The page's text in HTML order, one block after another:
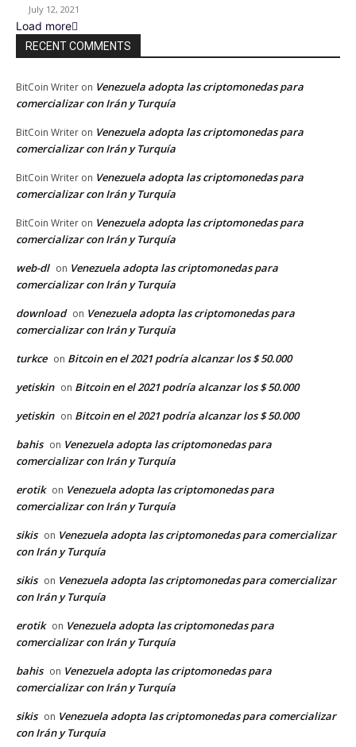
July 12, 2021
Load more
RECENT COMMENTS
BitCoin Writer on Venezuela adopta las criptomonedas para
comercializar con Irán y Turquía
BitCoin Writer on Venezuela adopta las criptomonedas para
comercializar con Irán y Turquía
BitCoin Writer on Venezuela adopta las criptomonedas para
comercializar con Irán y Turquía
BitCoin Writer on Venezuela adopta las criptomonedas para
comercializar con Irán y Turquía
web-dl on Venezuela adopta las criptomonedas para
comercializar con Irán y Turquía
download on Venezuela adopta las criptomonedas para
comercializar con Irán y Turquía
turkce on Bitcoin en el 2021 podría alcanzar los $ 50.000
yetiskin on Bitcoin en el 2021 podría alcanzar los $ 50.000
yetiskin on Bitcoin en el 2021 podría alcanzar los $ 50.000
bahis on Venezuela adopta las criptomonedas para
comercializar con Irán y Turquía
erotik on Venezuela adopta las criptomonedas para
comercializar con Irán y Turquía
sikis on Venezuela adopta las criptomonedas para comercializar
con Irán y Turquía
sikis on Venezuela adopta las criptomonedas para comercializar
con Irán y Turquía
erotik on Venezuela adopta las criptomonedas para
comercializar con Irán y Turquía
bahis on Venezuela adopta las criptomonedas para
comercializar con Irán y Turquía
sikis on Venezuela adopta las criptomonedas para comercializar
con Irán y Turquía